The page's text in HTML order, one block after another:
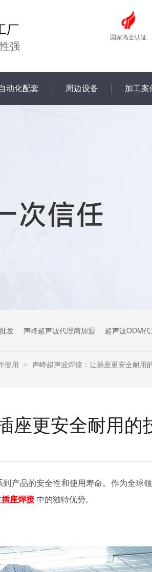
厂
强
国家高企认证
动化配套 周边设备 加工案
发 声峰超声波代理商加盟 超声波ODM
使用 > 声峰超声波焊接：让插座更安全耐用
座更安全耐用的
产品的安全性和使用寿命。作为全球
插座焊接 中的独特优势。